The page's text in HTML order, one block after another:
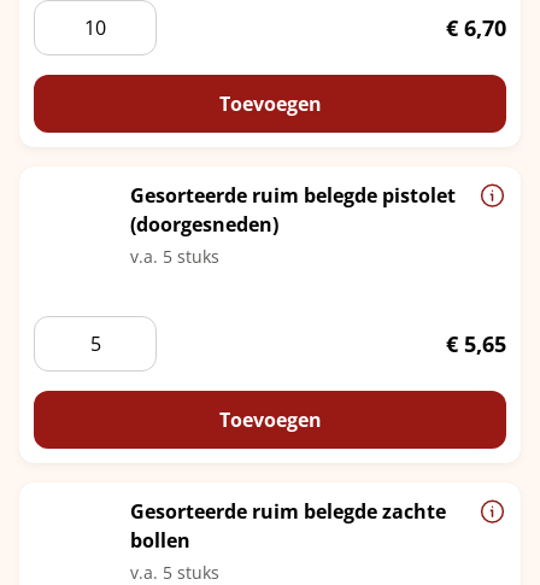
Ambachtelijk
&
Rijk
luxe
€ 6,70
Toevoegen
Gesorteerde ruim belegde pistolet
(doorgesneden)
v.a. 5 stuks
Gesorteerde
ruim
belegde
(doorgesneden)
€ 5,65
Toevoegen
Gesorteerde ruim belegde zachte
bollen
v.a. 5 stuks